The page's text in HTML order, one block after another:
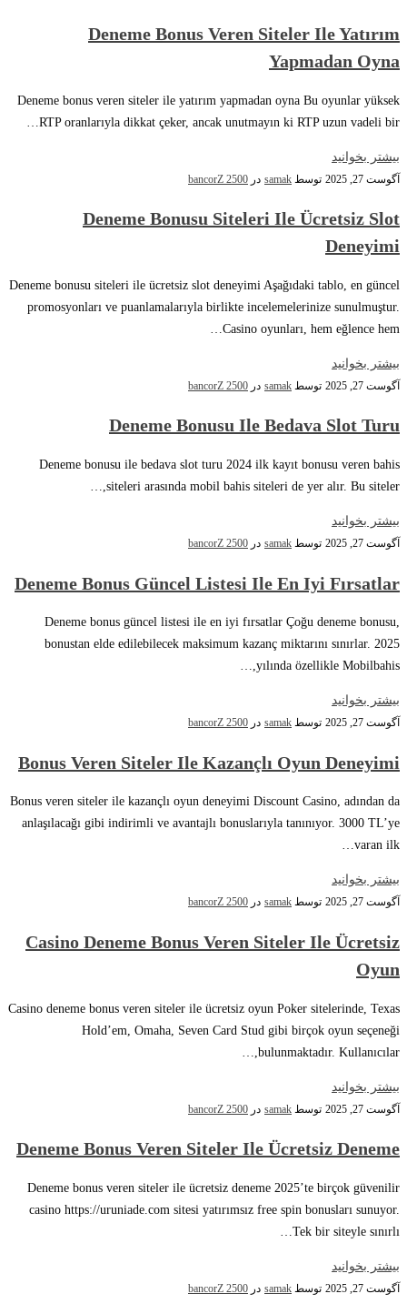
Deneme Bonus Veren Siteler Ile Yatırım
Yapmadan Oyna
Deneme bonus veren siteler ile yatırım yapmadan oyna Bu oyunlar yüksek
RTP oranlarıyla dikkat çeker, ancak unutmayın ki RTP uzun vadeli bir…
بیشتر بخوانید
آگوست 27, 2025 توسط samak در bancorZ 2500
Deneme Bonusu Siteleri Ile Ücretsiz Slot
Deneyimi
Deneme bonusu siteleri ile ücretsiz slot deneyimi Aşağıdaki tablo, en güncel
promosyonları ve puanlamalarıyla birlikte incelemelerinize sunulmuştur.
Casino oyunları, hem eğlence hem…
بیشتر بخوانید
آگوست 27, 2025 توسط samak در bancorZ 2500
Deneme Bonusu Ile Bedava Slot Turu
Deneme bonusu ile bedava slot turu 2024 ilk kayıt bonusu veren bahis
siteleri arasında mobil bahis siteleri de yer alır. Bu siteler,…
بیشتر بخوانید
آگوست 27, 2025 توسط samak در bancorZ 2500
Deneme Bonus Güncel Listesi Ile En Iyi Fırsatlar
Deneme bonus güncel listesi ile en iyi fırsatlar Çoğu deneme bonusu,
bonustan elde edilebilecek maksimum kazanç miktarını sınırlar. 2025
yılında özellikle Mobilbahis,…
بیشتر بخوانید
آگوست 27, 2025 توسط samak در bancorZ 2500
Bonus Veren Siteler Ile Kazançlı Oyun Deneyimi
Bonus veren siteler ile kazançlı oyun deneyimi Discount Casino, adından da
anlaşılacağı gibi indirimli ve avantajlı bonuslarıyla tanınıyor. 3000 TL’ye
varan ilk…
بیشتر بخوانید
آگوست 27, 2025 توسط samak در bancorZ 2500
Casino Deneme Bonus Veren Siteler Ile Ücretsiz
Oyun
Casino deneme bonus veren siteler ile ücretsiz oyun Poker sitelerinde, Texas
Hold’em, Omaha, Seven Card Stud gibi birçok oyun seçeneği
bulunmaktadır. Kullanıcılar,…
بیشتر بخوانید
آگوست 27, 2025 توسط samak در bancorZ 2500
Deneme Bonus Veren Siteler Ile Ücretsiz Deneme
Deneme bonus veren siteler ile ücretsiz deneme 2025’te birçok güvenilir
casino https://uruniade.com sitesi yatırımsız free spin bonusları sunuyor.
Tek bir siteyle sınırlı…
بیشتر بخوانید
آگوست 27, 2025 توسط samak در bancorZ 2500